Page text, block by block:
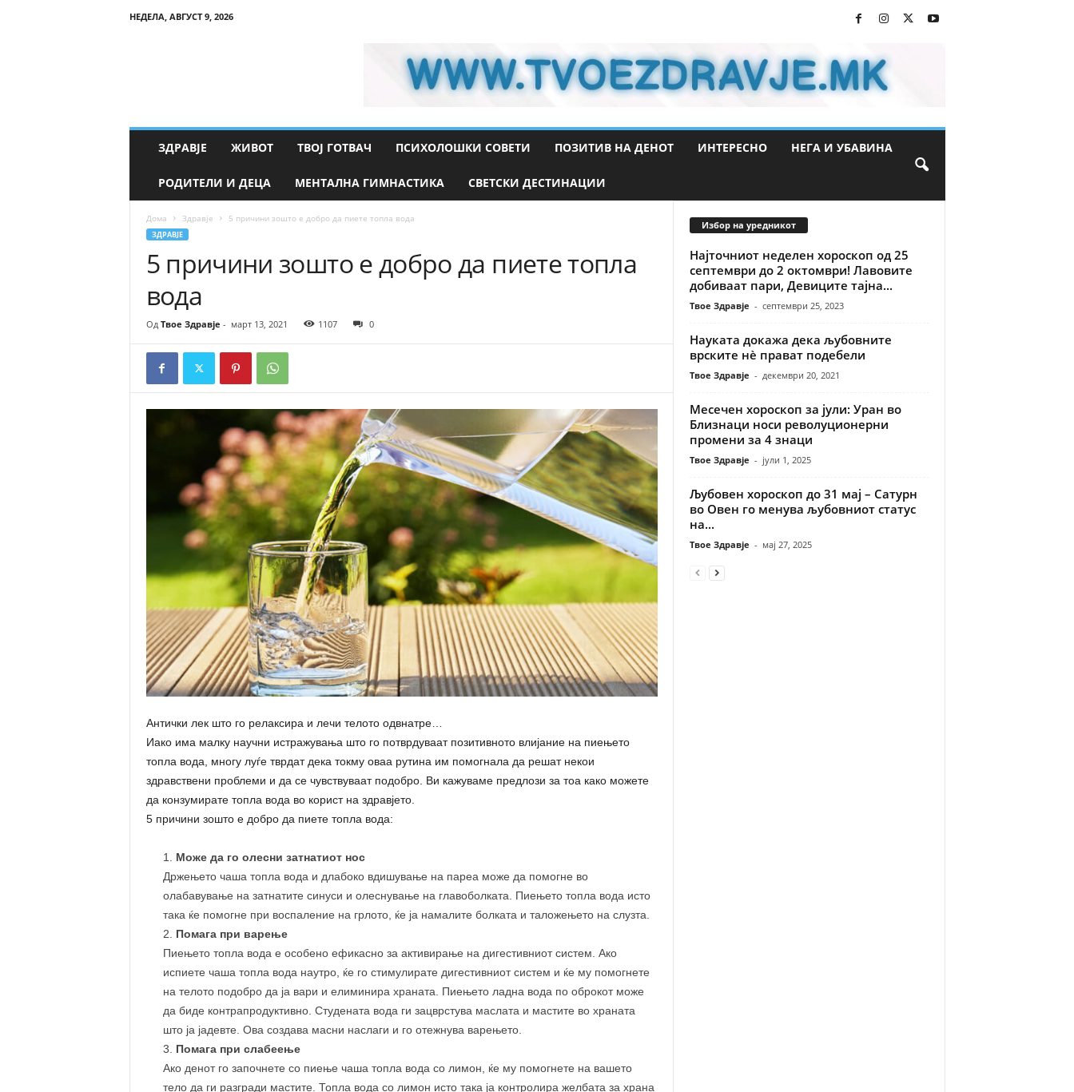
НЕДЕЛА, АВГУСТ 9, 2026
ЗДРАВЈЕ ЖИВОТ ТВОЈ ГОТВАЧ ПСИХОЛОШКИ СОВЕТИ ПОЗИТИВ НА ДЕНОТ ИНТЕРЕСНО НЕГА И УБАВИНА
РОДИТЕЛИ И ДЕЦА МЕНТАЛНА ГИМНАСТИКА СВЕТСКИ ДЕСТИНАЦИИ
Дома Здравје 5 причини зошто е добро да пиете топла вода
ЗДРАВЈЕ
5 причини зошто е добро да пиете топла
вода
Од Твое Здравје - март 13, 2021 1107 0
Антички лек што го релаксира и лечи телото одвнатре…
Иако има малку научни истражувања што го потврдуваат позитивното влијание на пиењето
топла вода, многу луѓе тврдат дека токму оваа рутина им помогнала да решат некои
здравствени проблеми и да се чувствуваат подобро. Ви кажуваме предлози за тоа како можете
да конзумирате топла вода во корист на здравјето.
5 причини зошто е добро да пиете топла вода:
Може да го олесни затнатиот нос
Држењето чаша топла вода и длабоко вдишување на пареа може да помогне во
олабавување на затнатите синуси и олеснување на главоболката. Пиењето топла вода исто
така ќе помогне при воспаление на грлото, ќе ја намалите болката и таложењето на слузта.
Помага при варење
Пиењето топла вода е особено ефикасно за активирање на дигестивниот систем. Ако
испиете чаша топла вода наутро, ќе го стимулирате дигестивниот систем и ќе му помогнете
на телото подобро да ја вари и елиминира храната. Пиењето ладна вода по оброкот може
да биде контрапродуктивно. Студената вода ги зацврстува маслата и мастите во храната
што ја јадевте. Ова создава масни наслаги и го отежнува варењето.
Помага при слабеење
Ако денот го започнете со пиење чаша топла вода со лимон, ќе му помогнете на вашето
тело да ги разгради мастите. Топла вода со лимон исто така ја контролира желбата за храна
Избор на уредникот
Најточниот неделен хороскоп од 25
септември до 2 октомври! Лавовите
добиваат пари, Девиците тајна...
Твое Здравје - септември 25, 2023
Науката докажа дека љубовните
врските нè прават подебели
Твое Здравје - декември 20, 2021
Месечен хороскоп за јули: Уран во
Близнаци носи револуционерни
промени за 4 знаци
Твое Здравје - јули 1, 2025
Љубовен хороскоп до 31 мај – Сатурн
во Овен го менува љубовниот статус
на...
Твое Здравје - мај 27, 2025